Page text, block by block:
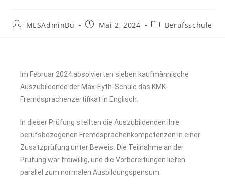
MESAdminBü Mai 2, 2024 Berufsschule
Im Februar 2024 absolvierten sieben kaufmännische
Auszubildende der Max-Eyth-Schule das KMK-
Fremdsprachenzertifikat in Englisch.
In dieser Prüfung stellten die Auszubildenden ihre
berufsbezogenen Fremdsprachenkompetenzen in einer
Zusatzprüfung unter Beweis. Die Teilnahme an der
Prüfung war freiwillig, und die Vorbereitungen liefen
parallel zum normalen Ausbildungspensum.